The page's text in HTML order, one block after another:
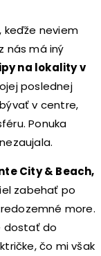
keďže neviem
nás má iný
na lokality v
poslednej
v centre,
Ponuka
City & Beach,
zabehať po
more.
dostať do
čo mi však